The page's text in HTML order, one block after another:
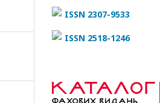
ISSN 2307-9533
ISSN 2518-1246